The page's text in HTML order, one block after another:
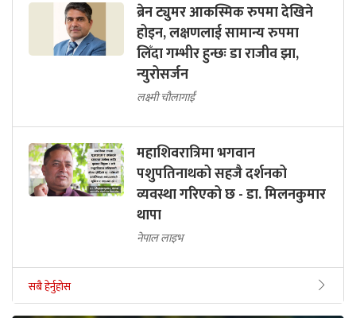
ब्रेन ट्युमर आकस्मिक रुपमा देखिने
होइन, लक्षणलाई सामान्य रुपमा
लिँदा गम्भीर हुन्छः डा राजीव झा,
न्युरोसर्जन
लक्ष्मी चौलागाईं
महाशिवरात्रिमा भगवान
पशुपतिनाथको सहजै दर्शनको
व्यवस्था गरिएको छ - डा. मिलनकुमार
थापा
नेपाल लाइभ
सबै हेर्नुहोस